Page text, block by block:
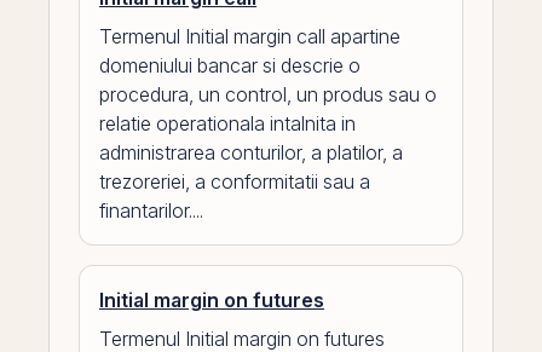
Termenul Initial margin call apartine
domeniului bancar si descrie o
procedura, un control, un produs sau o
relatie operationala intalnita in
administrarea conturilor, a platilor, a
trezoreriei, a conformitatii sau a
finantarilor....
Initial margin on futures
Termenul Initial margin on futures